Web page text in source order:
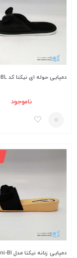
دمپایی حوله ای نیکتا کد N-272-BL
ناموجود